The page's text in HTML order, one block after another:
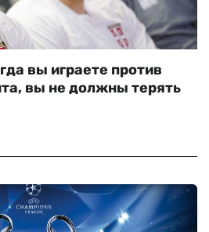
вы играете против
вы не должны терять